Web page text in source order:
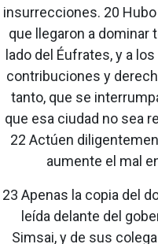
insurrecciones. 20
que llegaron a dominar
lado del Éufrates, y a
contribuciones y
tanto, que se
que esa ciudad no sea
22 Actúen
aumente el mal
23 Apenas la copia del
leída delante del
Simsai, y de sus